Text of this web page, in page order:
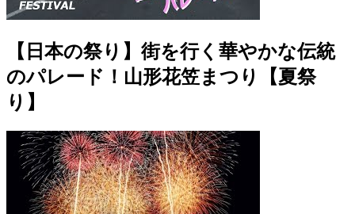
【日本の祭り】街を行く華やかな伝統
のパレード！山形花笠まつり【夏祭
り】